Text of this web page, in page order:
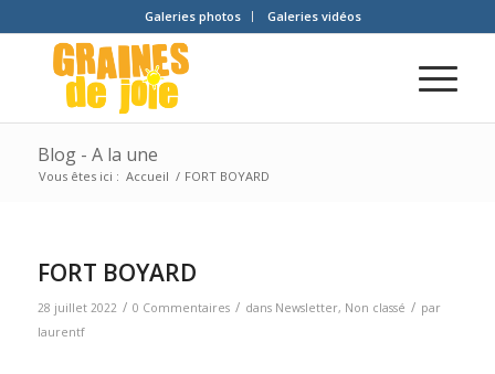
Galeries photos Galeries vidéos
Blog - A la une
Vous êtes ici : Accueil / FORT BOYARD
FORT BOYARD
28 juillet 2022 / 0 Commentaires / dans Newsletter, Non classé / par
laurentf